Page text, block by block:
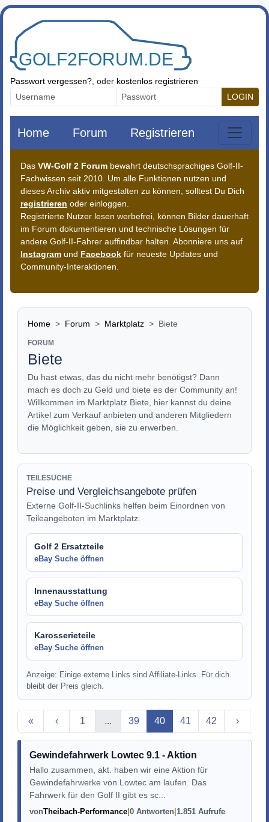
Zum Inhalt springen
Passwort vergessen? , oder kostenlos registrieren
LOGIN
Home Forum Registrieren
Das VW-Golf 2 Forum bewahrt deutschsprachiges Golf-II-
Fachwissen seit 2010. Um alle Funktionen nutzen und
dieses Archiv aktiv mitgestalten zu können, solltest Du Dich
registrieren oder einloggen.
Registrierte Nutzer lesen werbefrei, können Bilder dauerhaft
im Forum dokumentieren und technische Lösungen für
andere Golf-II-Fahrer auffindbar halten. Abonniere uns auf
Instagram und Facebook für neueste Updates und
Community-Interaktionen.
Home Forum Marktplatz Biete
FORUM
Biete
Du hast etwas, das du nicht mehr benötigst? Dann
mach es doch zu Geld und biete es der Community an!
Willkommen im Marktplatz Biete, hier kannst du deine
Artikel zum Verkauf anbieten und anderen Mitgliedern
die Möglichkeit geben, sie zu erwerben.
TEILESUCHE
Preise und Vergleichsangebote prüfen
Externe Golf-II-Suchlinks helfen beim Einordnen von
Teileangeboten im Marktplatz.
Golf 2 Ersatzteile
eBay Suche öffnen
Innenausstattung
eBay Suche öffnen
Karosserieteile
eBay Suche öffnen
Anzeige: Einige externe Links sind Affiliate-Links. Für dich
bleibt der Preis gleich.
« ‹ 1 ... 39 Aktuelle Seite
40 41 42 ›
Gewindefahrwerk Lowtec 9.1 - Aktion
Hallo zusammen, akt. haben wir eine Aktion für
Gewindefahrwerke von Lowtec am laufen. Das
Fahrwerk für den Golf II gibt es sc...
vonTheibach-Performance 0 Antworten 1.851 Aufrufe